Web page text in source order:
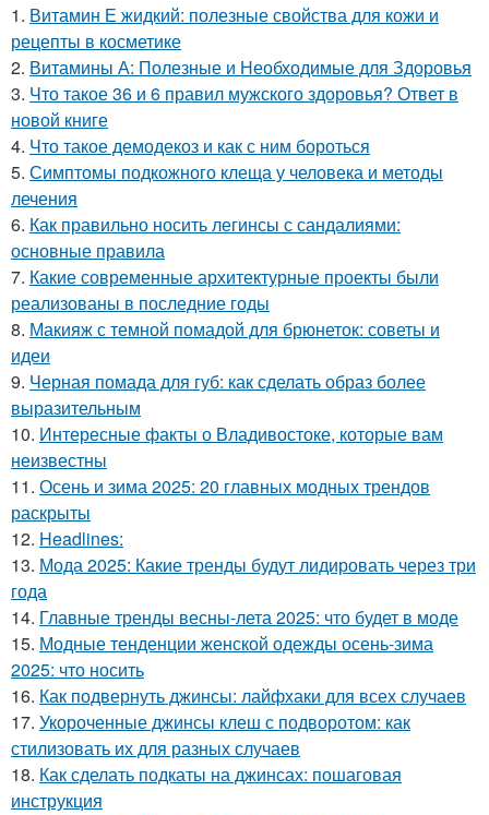
1. Витамин Е жидкий: полезные свойства для кожи и
рецепты в косметике
2. Витамины А: Полезные и Необходимые для Здоровья
3. Что такое 36 и 6 правил мужского здоровья? Ответ в
новой книге
4. Что такое демодекоз и как с ним бороться
5. Симптомы подкожного клеща у человека и методы
лечения
6. Как правильно носить легинсы с сандалиями:
основные правила
7. Какие современные архитектурные проекты были
реализованы в последние годы
8. Макияж с темной помадой для брюнеток: советы и
идеи
9. Черная помада для губ: как сделать образ более
выразительным
10. Интересные факты о Владивостоке, которые вам
неизвестны
11. Осень и зима 2025: 20 главных модных трендов
раскрыты
12. Headlines:
13. Мода 2025: Какие тренды будут лидировать через три
года
14. Главные тренды весны-лета 2025: что будет в моде
15. Модные тенденции женской одежды осень-зима
2025: что носить
16. Как подвернуть джинсы: лайфхаки для всех случаев
17. Укороченные джинсы клеш с подворотом: как
стилизовать их для разных случаев
18. Как сделать подкаты на джинсах: пошаговая
инструкция